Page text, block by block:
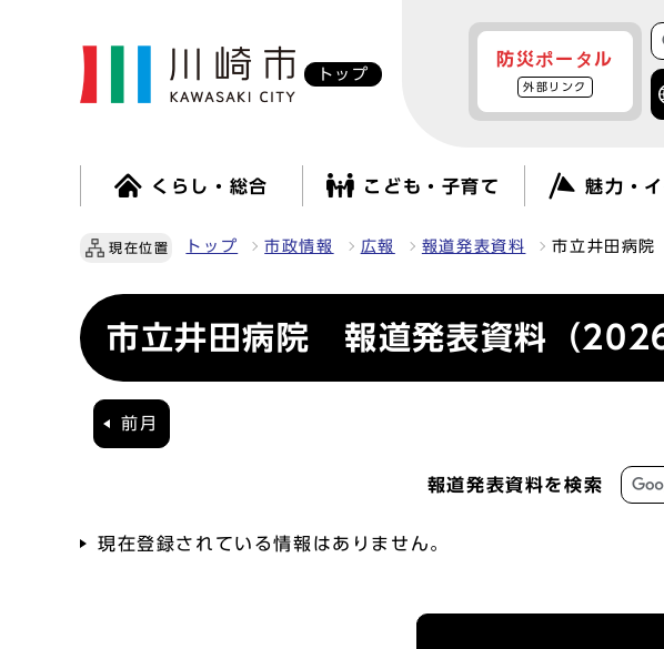
トップ
防災ポータル
外部リンク
くらし・総合 こども・子育て 魅力・
現在位置 トップ 市政情報 広報 報道発表資料 市立井田病
市立井田病院 報道発表資料（
前月
報道発表資料を検索
現在登録されている情報はありません。